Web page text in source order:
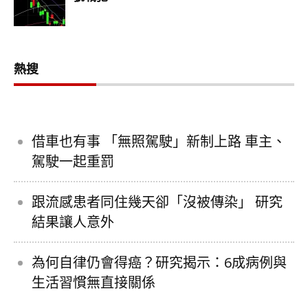
熱搜
借車也有事 「無照駕駛」新制上路 車主、
駕駛一起重罰
跟流感患者同住幾天卻「沒被傳染」 研究
結果讓人意外
為何自律仍會得癌？研究揭示：6成病例與
生活習慣無直接關係